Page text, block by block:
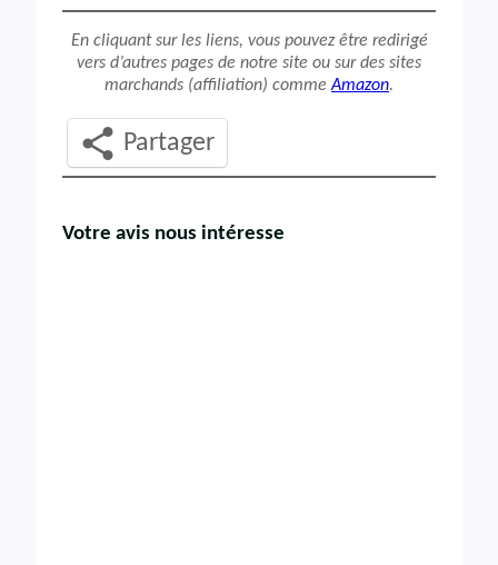
En cliquant sur les liens, vous pouvez être redirigé
vers d’autres pages de notre site ou sur des sites
marchands (affiliation) commeAmazon.
Partager
Votre avis nous intéresse